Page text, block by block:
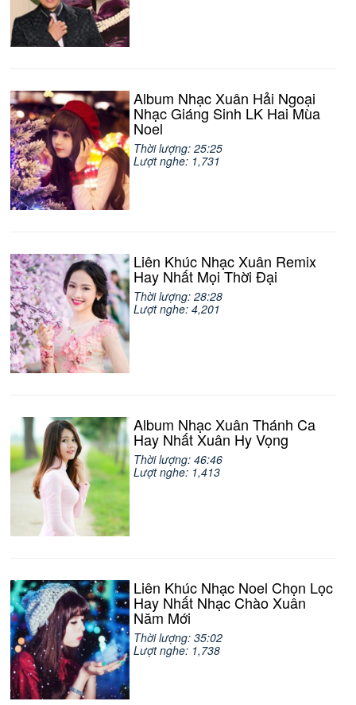
Album Nhạc Xuân Hải Ngoại
Nhạc Giáng Sinh LK Hai Mùa
Noel
Thời lượng: 25:25
Lượt nghe: 1,731
Liên Khúc Nhạc Xuân Remix
Hay Nhất Mọi Thời Đại
Thời lượng: 28:28
Lượt nghe: 4,201
Album Nhạc Xuân Thánh Ca
Hay Nhất Xuân Hy Vọng
Thời lượng: 46:46
Lượt nghe: 1,413
Liên Khúc Nhạc Noel Chọn Lọc
Hay Nhất Nhạc Chào Xuân
Năm Mới
Thời lượng: 35:02
Lượt nghe: 1,738